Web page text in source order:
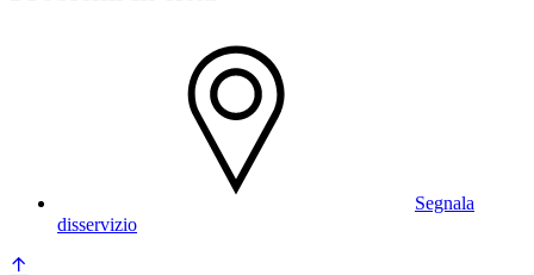
Segnala
disservizio